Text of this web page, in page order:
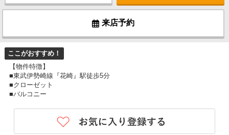
来店予約
ここがおすすめ！
【物件特徴】
■東武伊勢崎線『花崎』駅徒歩5分
■クローゼット
■バルコニー